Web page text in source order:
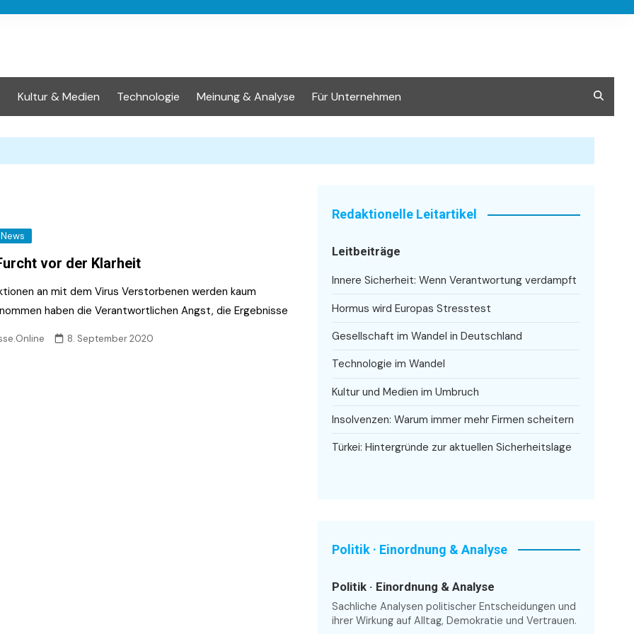
Kultur & Medien Technologie Meinung & Analyse Für Unternehmen
News
vor der Klarheit
an mit dem Virus Verstorbenen werden kaum
haben die Verantwortlichen Angst, die Ergebnisse
8. September 2020
Redaktionelle Leitartikel
Leitbeiträge
Innere Sicherheit: Wenn Verantwortung verdampft
Hormus wird Europas Stresstest
Gesellschaft im Wandel in Deutschland
Technologie im Wandel
Kultur und Medien im Umbruch
Insolvenzen: Warum immer mehr Firmen scheitern
Türkei: Hintergründe zur aktuellen Sicherheitslage
Politik · Einordnung & Analyse
Politik · Einordnung & Analyse
Sachliche Analysen politischer Entscheidungen und
ihrer Wirkung auf Alltag, Demokratie und Vertrauen.